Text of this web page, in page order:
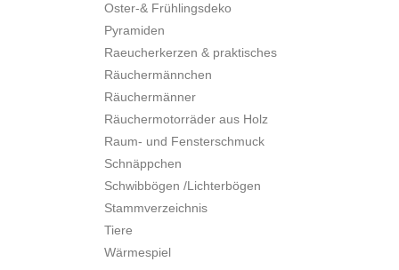
Oster-& Frühlingsdeko
Pyramiden
Raeucherkerzen & praktisches
Räuchermännchen
Räuchermänner
Räuchermotorräder aus Holz
Raum- und Fensterschmuck
Schnäppchen
Schwibbögen /Lichterbögen
Stammverzeichnis
Tiere
Wärmespiel